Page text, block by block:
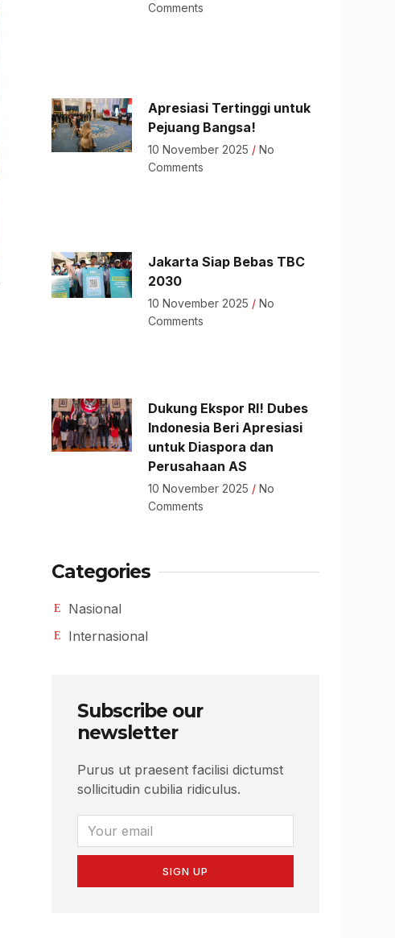
Comments
Apresiasi Tertinggi untuk
Pejuang Bangsa!
10 November 2025
No
Comments
Jakarta Siap Bebas TBC
2030
10 November 2025
No
Comments
Dukung Ekspor RI! Dubes
Indonesia Beri Apresiasi
untuk Diaspora dan
Perusahaan AS
10 November 2025
No
Comments
Categories
Nasional
Internasional
Subscribe our
newsletter
Purus ut praesent facilisi dictumst
sollicitudin cubilia ridiculus.
SIGN UP